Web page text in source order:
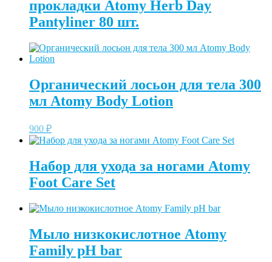
прокладки Atomy Herb Day
Pantyliner 80 шт.
Органический лосьон для тела 300
мл Atomy Body Lotion
900 ₽
Набор для ухода за ногами Atomy
Foot Care Set
Мыло низкокислотное Atomy
Family pH bar